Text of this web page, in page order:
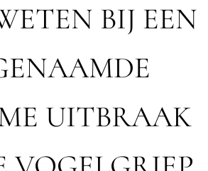
BIJ EEN
UITBRAAK